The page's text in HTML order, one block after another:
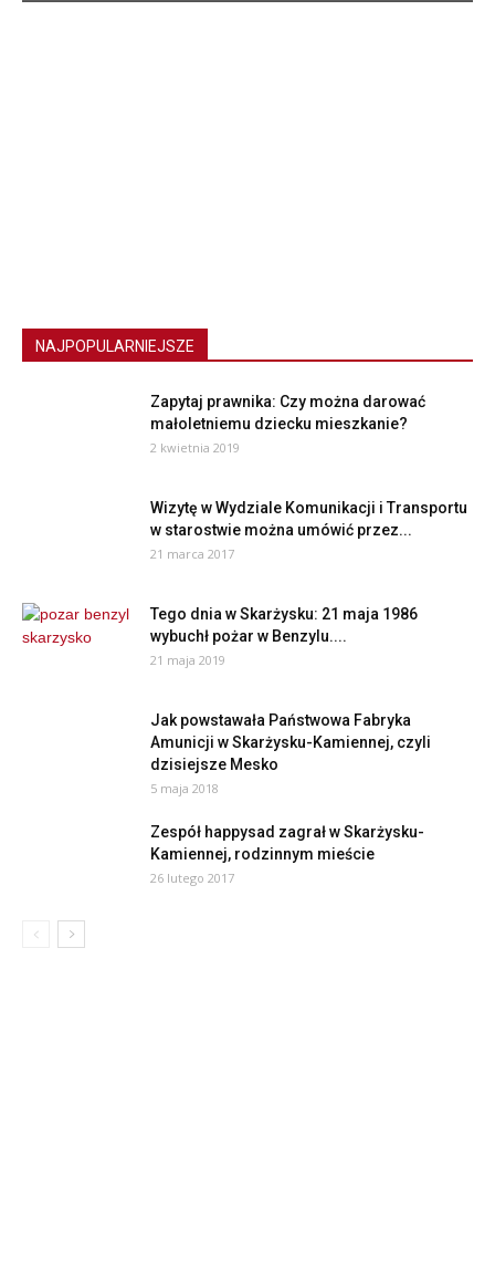
NAJPOPULARNIEJSZE
Zapytaj prawnika: Czy można darować
małoletniemu dziecku mieszkanie?
2 kwietnia 2019
Wizytę w Wydziale Komunikacji i Transportu
w starostwie można umówić przez...
21 marca 2017
Tego dnia w Skarżysku: 21 maja 1986
wybuchł pożar w Benzylu....
21 maja 2019
Jak powstawała Państwowa Fabryka
Amunicji w Skarżysku-Kamiennej, czyli
dzisiejsze Mesko
5 maja 2018
Zespół happysad zagrał w Skarżysku-
Kamiennej, rodzinnym mieście
26 lutego 2017